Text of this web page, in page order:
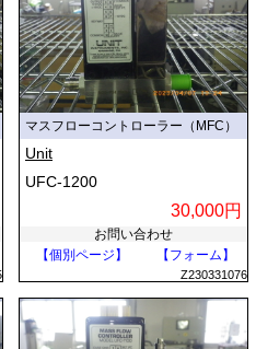
マスフローコントローラー（MFC）
Unit
UFC-1200
30,000円
お問い合わせ
【個別ページ】
【フォーム】
Z230331076